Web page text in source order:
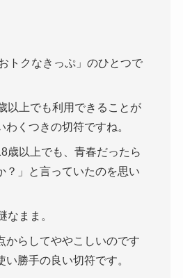
トクなきっぷ」のひとつで
以上でも利用できることが
くつきの切符ですね。
歳以上でも、青春だったら
？」と言っていたのを思い
なまま。
からしてややこしいのです
い勝手の良い切符です。